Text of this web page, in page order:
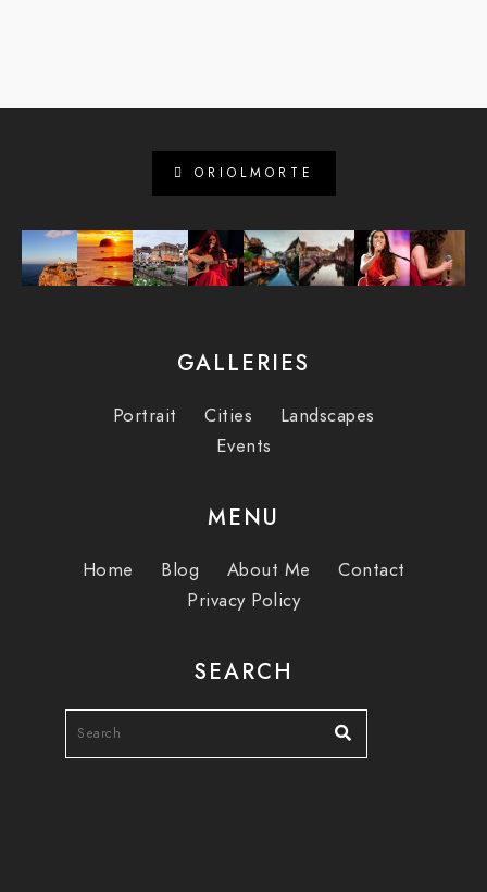
ORIOLMORTE
GALLERIES
Portrait Cities
Landscapes
Events
MENU
Home Blog About Me
Contact
Privacy Policy
SEARCH